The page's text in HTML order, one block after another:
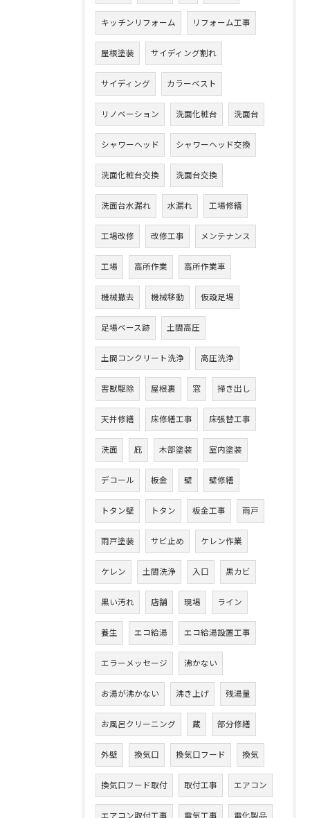
キッチンリフォーム リフォーム工事
屋根塗装 サイディング割れ
サイディング カラーベスト
リノベーション 洗面化粧台 洗面台
シャワーヘッド シャワーヘッド交換
洗面化粧台交換 洗面台交換
洗面台水漏れ 水漏れ 工場修繕
工場改修 改修工事 メンテナンス
工場 高所作業 高所作業車
機械撤去 機械移動 仮設足場
足場ベース跡 土間高圧
土間コンクリート洗浄 高圧洗浄
害獣駆除 屋根裏 窓 掃き出し
天井修繕 床修繕工事 床張替工事
洗面 庇 木部塗装 室内塗装
デコール 板金 壁 壁修繕
トタン壁 トタン 板金工事 雨戸
雨戸塗装 サビ止め ケレン作業
ケレン 土間洗浄 入口 黒カビ
黒い汚れ 店舗 現場 ライン
養生 エコ給湯 エコ給湯設置工事
エラーメッセージ 沸かない
お湯が沸かない 沸き上げ 残湯量
お風呂クリーニング 蔵 部分修繕
外壁 換気口 換気口フード 換気
換気口フード取付 取付工事 エアコン
エアコン取付工事 電気工事 電化製品